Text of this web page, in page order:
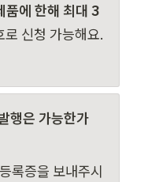
품에 한해 최대 3
로 신청 가능해요.
행은 가능한가
록증을 보내주시